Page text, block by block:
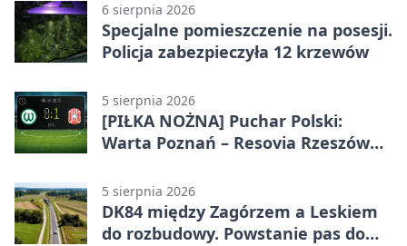
6 sierpnia 2026
Specjalne pomieszczenie na posesji.
Policja zabezpieczyła 12 krzewów
5 sierpnia 2026
[PIŁKA NOŻNA] Puchar Polski:
Warta Poznań – Resovia Rzeszów
pierwszoligowca
5 sierpnia 2026
DK84 między Zagórzem a Leskiem
do rozbudowy. Powstanie pas do